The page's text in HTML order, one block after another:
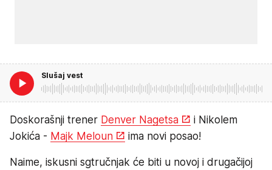
Slušaj vest
Doskorašnji trener Denver Nagetsa
i Nikolem
Jokića - Majk Meloun ima novi posao!
Naime, iskusni sgtručnjak će biti u novoj i drugačijoj